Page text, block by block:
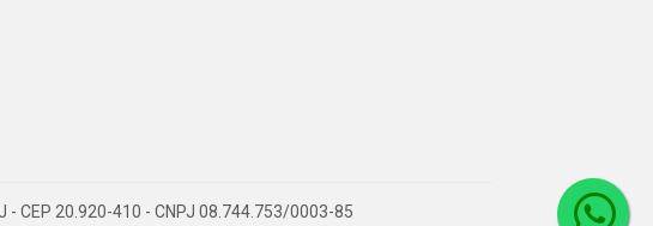
CEP 20.920-410 - CNPJ 08.744.753/0003-85